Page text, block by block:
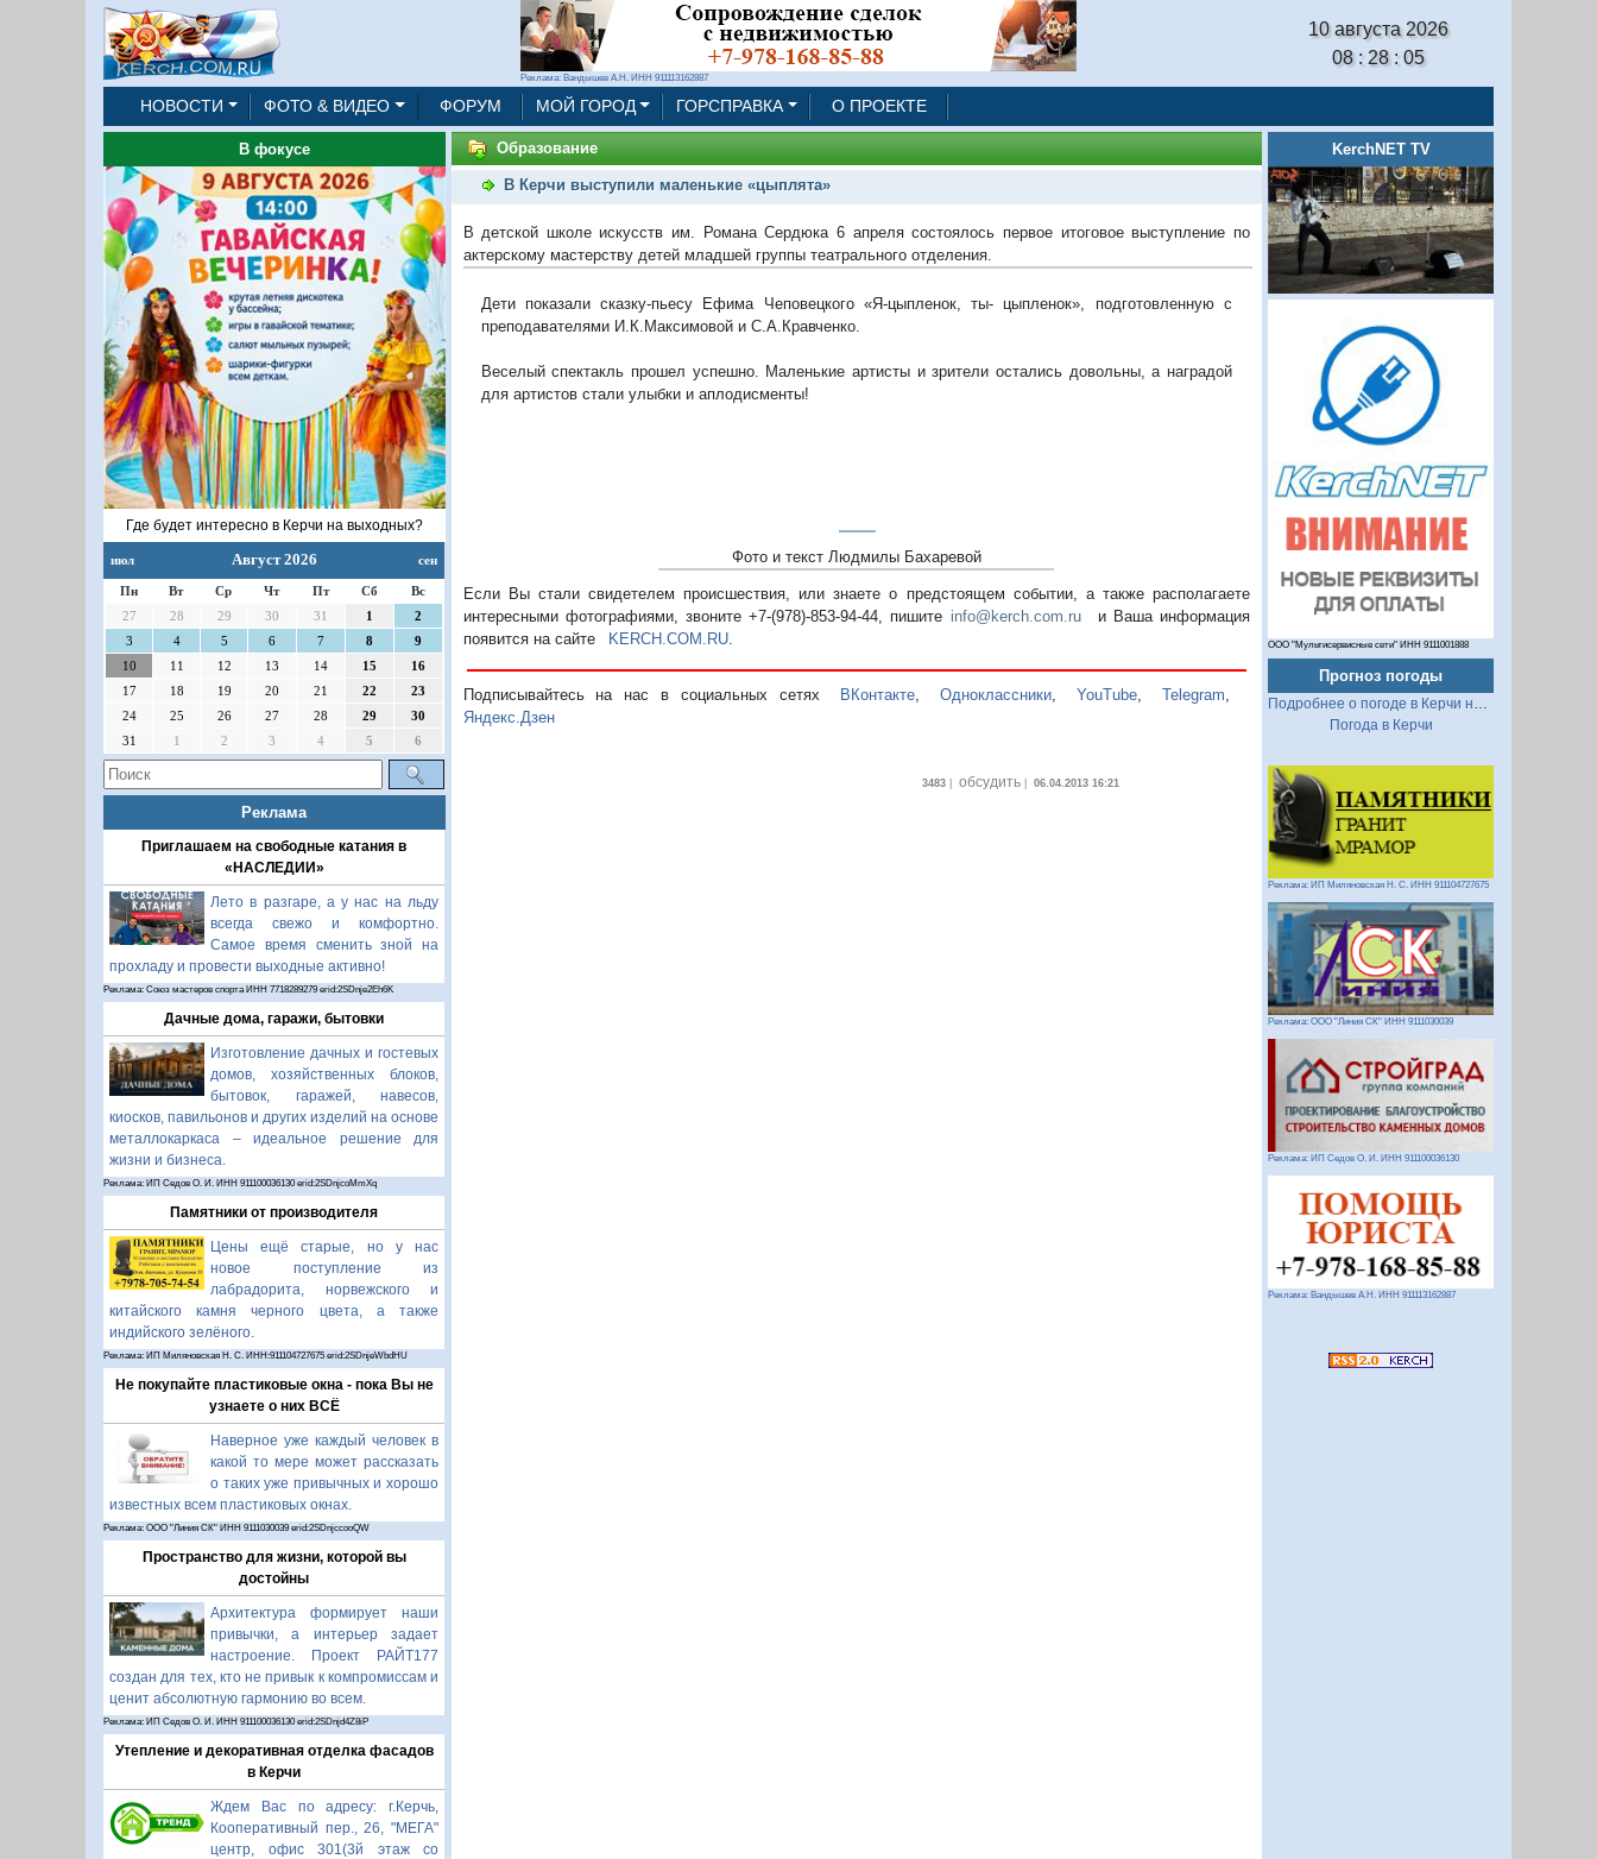
Реклама: Вандышев А.Н. ИНН 911113162887
10 августа 2026
08 : 28 : 06
НОВОСТИ ФОТО & ВИДЕО ФОРУМ МОЙ ГОРОД ГОРСПРАВКА О ПРОЕКТЕ
В фокусе
Где будет интересно в Керчи на выходных?
июл Август 2026 сен
Пн Вт Ср Чт Пт Сб
Вс
27
28 29 30 31 1
2
3
4 5 6 7 8
9
10
11 12 13 14 15
16
17
18 19 20 21 22
23
24
25 26 27 28 29
30
31
1 2 3 4 5 6
Реклама
Приглашаем на свободные катания в
«НАСЛЕДИИ»
Лето в разгаре, а у нас на льду
всегда свежо и комфортно.
Самое время сменить зной на
прохладу и провести выходные активно!
Реклама: Союз мастеров спорта ИНН 7718289279 erid:2SDnje2Eh6K
Дачные дома, гаражи, бытовки
Изготовление дачных и гостевых
домов, хозяйственных блоков,
бытовок, гаражей, навесов,
киосков, павильонов и других изделий на основе
металлокаркаса – идеальное решение для
жизни и бизнеса.
Реклама: ИП Седов О. И. ИНН 911100036130 erid:2SDnjcoMmXq
Памятники от производителя
Цены ещё старые, но у нас
новое поступление из
лабрадорита, норвежского и
китайского камня черного цвета, а также
индийского зелёного.
Реклама: ИП Миляновская Н. С. ИНН:911104727675 erid:2SDnjeWbdHU
Не покупайте пластиковые окна - пока Вы не
узнаете о них ВСЁ
Наверное уже каждый человек в
какой то мере может рассказать
о таких уже привычных и хорошо
известных всем пластиковых окнах.
Реклама: ООО "Линия СК" ИНН 9111030039 erid:2SDnjccooQW
Пространство для жизни, которой вы
достойны
Архитектура формирует наши
привычки, а интерьер задает
настроение. Проект РАЙТ177
создан для тех, кто не привык к компромиссам и
ценит абсолютную гармонию во всем.
Реклама: ИП Седов О. И. ИНН 911100036130 erid:2SDnjd4Z8iP
Утепление и декоративная отделка фасадов
в Керчи
Ждем Вас по адресу: г.Керчь,
Кооперативный пер., 26, "МЕГА"
центр, офис 301(3й этаж со
Образование
В Керчи выступили маленькие «цыплята»
В детской школе искусств им. Романа Сердюка 6 апреля состоялось первое итоговое выступление по
актерскому мастерству детей младшей группы театрального отделения.
Дети показали сказку-пьесу Ефима Чеповецкого «Я-цыпленок, ты- цыпленок», подготовленную с
преподавателями И.К.Максимовой и С.А.Кравченко.
Веселый спектакль прошел успешно. Маленькие артисты и зрители остались довольны, а наградой
для артистов стали улыбки и аплодисменты!
Фото и текст Людмилы Бахаревой
Если Вы стали свидетелем происшествия, или знаете о предстоящем событии, а также располагаете
интересными фотографиями, звоните +7-(978)-853-94-44, пишите info@kerch.com.ru и Ваша информация
появится на сайте KERCH.COM.RU.
Подписывайтесь на нас в социальных сетях ВКонтакте Одноклассники ,YouTube ,Telegram
Яндекс.Дзен
3483| обсудить| 06.04.2013 16:21
KerchNET TV
ООО "Мультисервисные сети" ИНН 9111001888
Прогноз погоды
Подробнее о погоде в Керчи на 2 недели
Погода в Керчи
Реклама: ИП Миляновская Н. С. ИНН 911104727675
Реклама: ООО "Линия СК" ИНН 9111030039
Реклама: ИП Седов О. И. ИНН 911100036130
Реклама: Вандышев А.Н. ИНН 911113162887